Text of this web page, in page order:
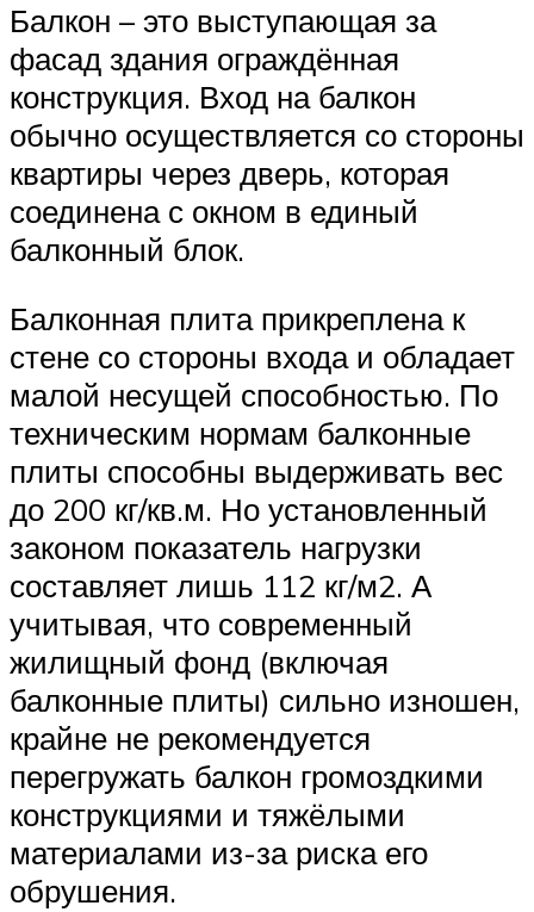
Балкон – это выступающая за
фасад здания ограждённая
конструкция. Вход на балкон
обычно осуществляется со стороны
квартиры через дверь, которая
соединена с окном в единый
балконный блок.
Балконная плита прикреплена к
стене со стороны входа и обладает
малой несущей способностью. По
техническим нормам балконные
плиты способны выдерживать вес
до 200 кг/кв.м. Но установленный
законом показатель нагрузки
составляет лишь 112 кг/м2. А
учитывая, что современный
жилищный фонд (включая
балконные плиты) сильно изношен,
крайне не рекомендуется
перегружать балкон громоздкими
конструкциями и тяжёлыми
материалами из-за риска его
обрушения.